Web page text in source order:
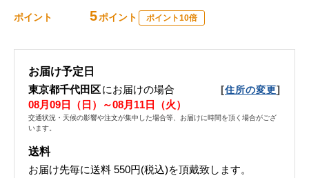
ポイント 5ポイント ポイント10倍
お届け予定日
東京都千代田区にお届けの場合 [住所の変更]
08月09日（日）～08月11日（火）
交通状況・天候の影響や注文が集中した場合等、お届けに時間を頂く場合がござ
います。
送料
お届け先毎に送料 550円(税込)を頂戴致します。